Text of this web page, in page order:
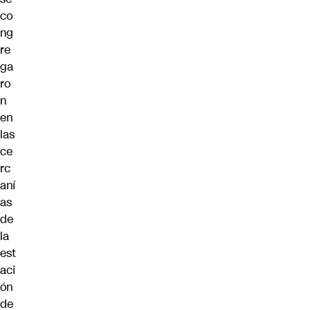
co
ng
re
ga
ro
n
en
las
ce
rc
aní
as
de
la
est
aci
ón
de